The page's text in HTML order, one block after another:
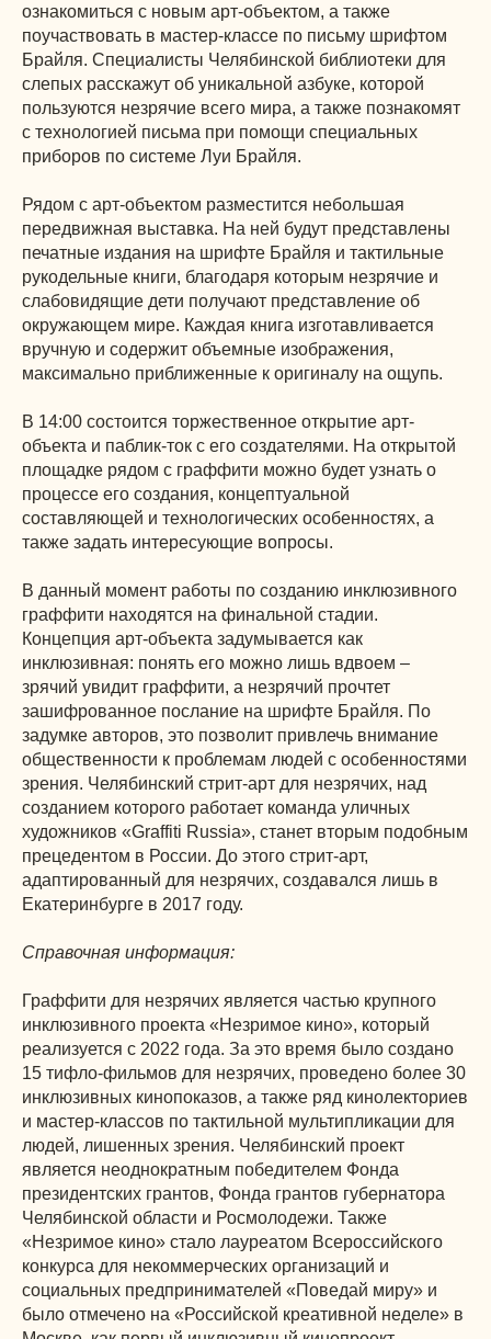
ознакомиться с новым арт-объектом, а также
поучаствовать в мастер-классе по письму шрифтом
Брайля. Специалисты Челябинской библиотеки для
слепых расскажут об уникальной азбуке, которой
пользуются незрячие всего мира, а также познакомят
с технологией письма при помощи специальных
приборов по системе Луи Брайля.
Рядом с арт-объектом разместится небольшая
передвижная выставка. На ней будут представлены
печатные издания на шрифте Брайля и тактильные
рукодельные книги, благодаря которым незрячие и
слабовидящие дети получают представление об
окружающем мире. Каждая книга изготавливается
вручную и содержит объемные изображения,
максимально приближенные к оригиналу на ощупь.
В 14:00 состоится торжественное открытие арт-
объекта и паблик-ток с его создателями. На открытой
площадке рядом с граффити можно будет узнать о
процессе его создания, концептуальной
составляющей и технологических особенностях, а
также задать интересующие вопросы.
В данный момент работы по созданию инклюзивного
граффити находятся на финальной стадии.
Концепция арт-объекта задумывается как
инклюзивная: понять его можно лишь вдвоем –
зрячий увидит граффити, а незрячий прочтет
зашифрованное послание на шрифте Брайля. По
задумке авторов, это позволит привлечь внимание
общественности к проблемам людей с особенностями
зрения. Челябинский стрит-арт для незрячих, над
созданием которого работает команда уличных
художников «Graffiti Russia», станет вторым подобным
прецедентом в России. До этого стрит-арт,
адаптированный для незрячих, создавался лишь в
Екатеринбурге в 2017 году.
Справочная информация:
Граффити для незрячих является частью крупного
инклюзивного проекта «Незримое кино», который
реализуется с 2022 года. За это время было создано
15 тифло-фильмов для незрячих, проведено более 30
инклюзивных кинопоказов, а также ряд кинолекториев
и мастер-классов по тактильной мультипликации для
людей, лишенных зрения. Челябинский проект
является неоднократным победителем Фонда
президентских грантов, Фонда грантов губернатора
Челябинской области и Росмолодежи. Также
«Незримое кино» стало лауреатом Всероссийского
конкурса для некоммерческих организаций и
социальных предпринимателей «Поведай миру» и
было отмечено на «Российской креативной неделе» в